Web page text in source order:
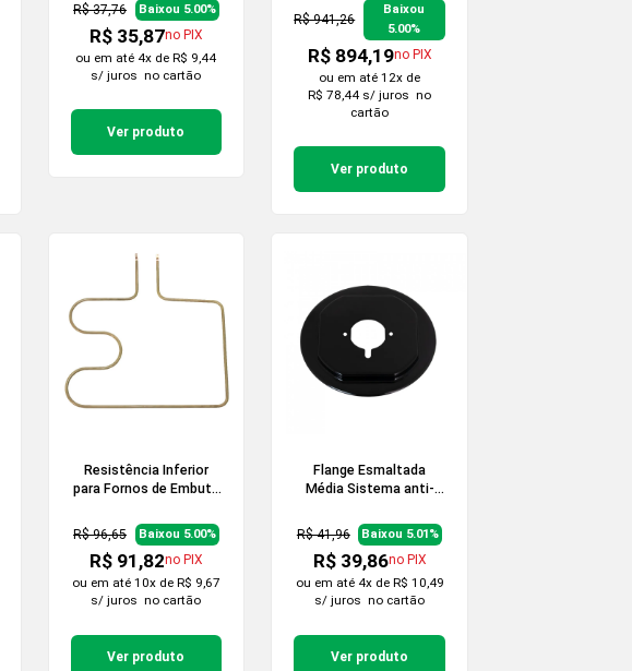
R$ 37,76 Baixou 5.00%
R$ 35,87no PIX
ou em até 4x de R$ 9,44
s/ juros no cartão
Ver produto
R$ 941,26
Baixou
5.00%
R$ 894,19no PIX
ou em até 12x de
R$ 78,44 s/ juros no
cartão
Ver produto
Resistência Inferior
para Fornos de Embutir
R$ 96,65 Baixou 5.00%
R$ 91,82no PIX
ou em até 10x de R$ 9,67
s/ juros no cartão
Ver produto
Flange Esmaltada
Média Sistema anti-
R$ 41,96 Baixou 5.01%
R$ 39,86no PIX
ou em até 4x de R$ 10,49
s/ juros no cartão
Ver produto